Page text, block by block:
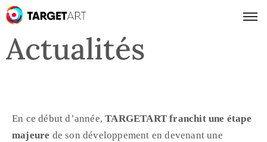
Actualités
En ce début d’année,TARGETART franchit une étape
majeure de son développement en devenant une